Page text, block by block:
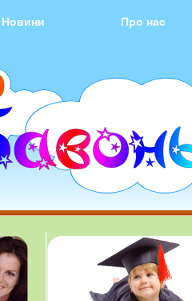
Новини Про нас